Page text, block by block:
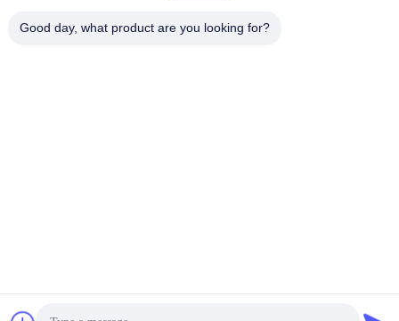
Good day, what product are you looking for?